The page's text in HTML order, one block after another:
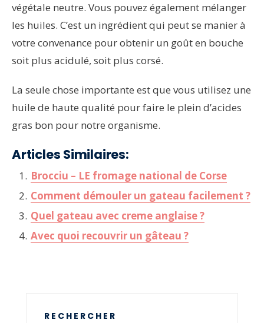
végétale neutre. Vous pouvez également mélanger
les huiles. C’est un ingrédient qui peut se manier à
votre convenance pour obtenir un goût en bouche
soit plus acidulé, soit plus corsé.
La seule chose importante est que vous utilisez une
huile de haute qualité pour faire le plein d’acides
gras bon pour notre organisme.
Articles Similaires:
Brocciu – LE fromage national de Corse
Comment démouler un gateau facilement ?
Quel gateau avec creme anglaise ?
Avec quoi recouvrir un gâteau ?
RECHERCHER